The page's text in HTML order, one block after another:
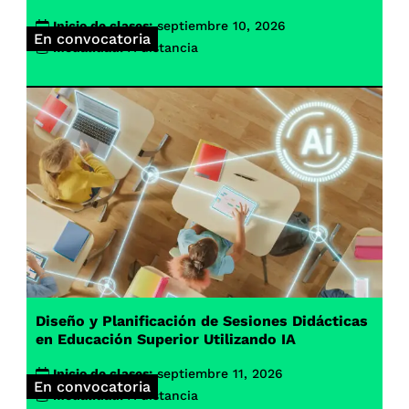
En convocatoria
Inicio de clases: septiembre 10, 2026
Modalidad: A distancia
En convocatoria
Diseño y Planificación de Sesiones Didácticas
en Educación Superior Utilizando IA
Inicio de clases: septiembre 11, 2026
Modalidad: A distancia